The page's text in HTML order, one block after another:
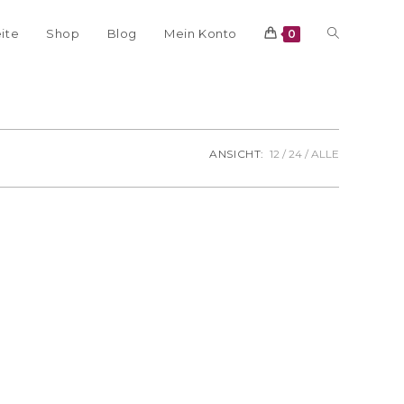
Shop Blog Mein Konto 0
ANSICHT: 12 24 ALLE